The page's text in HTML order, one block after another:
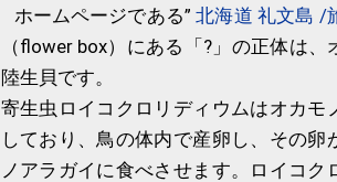
ホームページである”北海道 礼文島 /
（flower box）にある「?」の正体は
陸生貝です。
寄生虫ロイコクロリディウムはオカモ
しており、鳥の体内で産卵し、その卵
ノアラガイに食べさせます。ロイコク